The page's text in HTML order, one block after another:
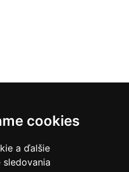
cookies
a ďalšie